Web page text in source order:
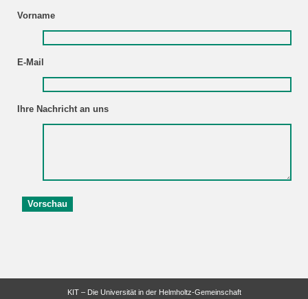
Vorname
E-Mail
Ihre Nachricht an uns
KIT – Die Universität in der Helmholtz-Gemeinschaft